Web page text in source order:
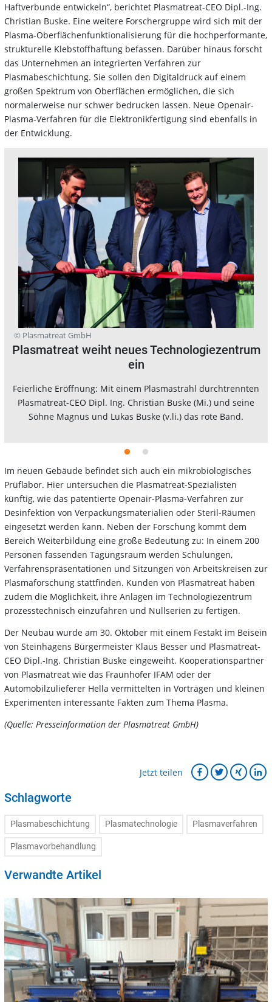
Haftverbunde entwickeln“, berichtet Plasmatreat-CEO Dipl.-Ing.
Christian Buske. Eine weitere Forschergruppe wird sich mit der
Plasma-Oberflächenfunktionalisierung für die hochperformante,
strukturelle Klebstoffhaftung befassen. Darüber hinaus forscht
das Unternehmen an integrierten Verfahren zur
Plasmabeschichtung. Sie sollen den Digitaldruck auf einem
großen Spektrum von Oberflächen ermöglichen, die sich
normalerweise nur schwer bedrucken lassen. Neue Openair-
Plasma-Verfahren für die Elektronikfertigung sind ebenfalls in
der Entwicklung.
© Plasmatreat GmbH
Plasmatreat weiht neues Technologiezentrum
ein
Feierliche Eröffnung: Mit einem Plasmastrahl durchtrennten
Plasmatreat-CEO Dipl. Ing. Christian Buske (Mi.) und seine
Söhne Magnus und Lukas Buske (v.li.) das rote Band.
Im neuen Gebäude befindet sich auch ein mikrobiologisches
Prüflabor. Hier untersuchen die Plasmatreat-Spezialisten
künftig, wie das patentierte Openair-Plasma-Verfahren zur
Desinfektion von Verpackungsmaterialien oder Steril-Räumen
eingesetzt werden kann. Neben der Forschung kommt dem
Bereich Weiterbildung eine große Bedeutung zu: In einem 200
Personen fassenden Tagungsraum werden Schulungen,
Verfahrenspräsentationen und Sitzungen von Arbeitskreisen zur
Plasmaforschung stattfinden. Kunden von Plasmatreat haben
zudem die Möglichkeit, ihre Anlagen im Technologiezentrum
prozesstechnisch einzufahren und Nullserien zu fertigen.
Der Neubau wurde am 30. Oktober mit einem Festakt im Beisein
von Steinhagens Bürgermeister Klaus Besser und Plasmatreat-
CEO Dipl.-Ing. Christian Buske eingeweiht. Kooperationspartner
von Plasmatreat wie das Fraunhofer IFAM oder der
Automobilzulieferer Hella vermittelten in Vorträgen und kleinen
Experimenten interessante Fakten zum Thema Plasma.
(Quelle: Presseinformation der Plasmatreat GmbH)
Jetzt teilen
Schlagworte
Plasmabeschichtung Plasmatechnologie Plasmaverfahren
Plasmavorbehandlung
Verwandte Artikel